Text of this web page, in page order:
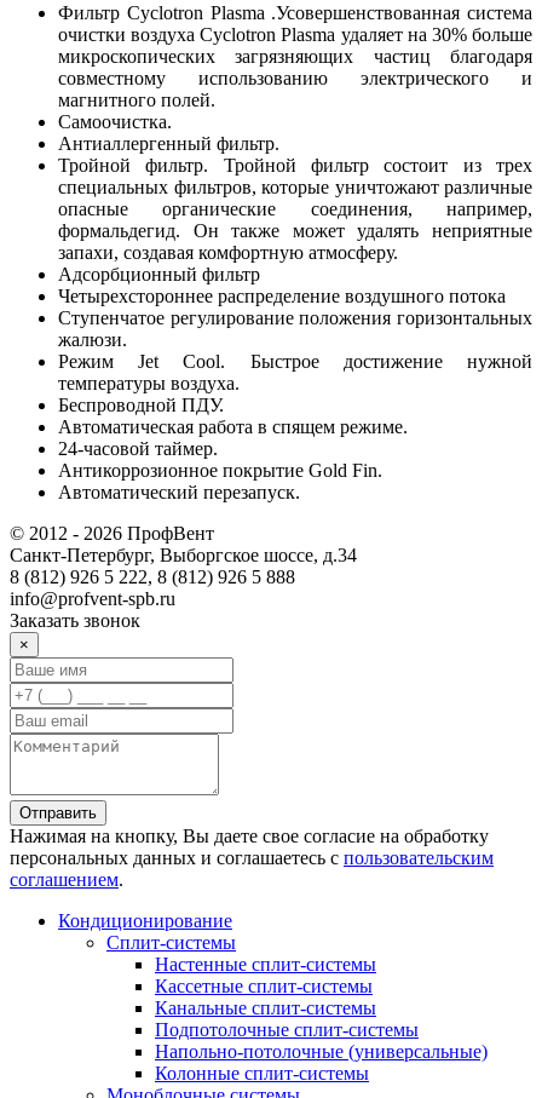
Фильтр Cyclotron Plasma .Усовершенствованная система
очистки воздуха Cyclotron Plasma удаляет на 30% больше
микроскопических загрязняющих частиц благодаря
совместному использованию электрического и
магнитного полей.
Самоочистка.
Антиаллергенный фильтр.
Тройной фильтр. Тройной фильтр состоит из трех
специальных фильтров, которые уничтожают различные
опасные органические соединения, например,
формальдегид. Он также может удалять неприятные
запахи, создавая комфортную атмосферу.
Адсорбционный фильтр
Четырехстороннее распределение воздушного потока
Ступенчатое регулирование положения горизонтальных
жалюзи.
Режим Jet Cool. Быстрое достижение нужной
температуры воздуха.
Беспроводной ПДУ.
Автоматическая работа в спящем режиме.
24-часовой таймер.
Антикоррозионное покрытие Gold Fin.
Автоматический перезапуск.
© 2012 - 2026 ПрофВент
Санкт-Петербург, Выборгское шоссе, д.34
8 (812) 926 5 222, 8 (812) 926 5 888
info@profvent-spb.ru
Заказать звонок
×
Отправить
Нажимая на кнопку, Вы даете свое согласие на обработку
персональных данных и соглашаетесь с пользовательским
соглашением.
Кондиционирование
Сплит-системы
Настенные сплит-системы
Кассетные сплит-системы
Канальные сплит-системы
Подпотолочные сплит-системы
Напольно-потолочные (универсальные)
Колонные сплит-системы